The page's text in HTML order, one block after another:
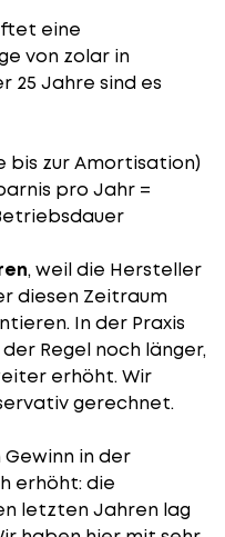
eine
von zolar in
25 Jahre sind es
bis zur Amortisation)
pro Jahr =
, weil die Hersteller
diesen Zeitraum
In der Praxis
Regel noch länger,
erhöht. Wir
gerechnet.
in der
erhöht: die
letzten Jahren lag